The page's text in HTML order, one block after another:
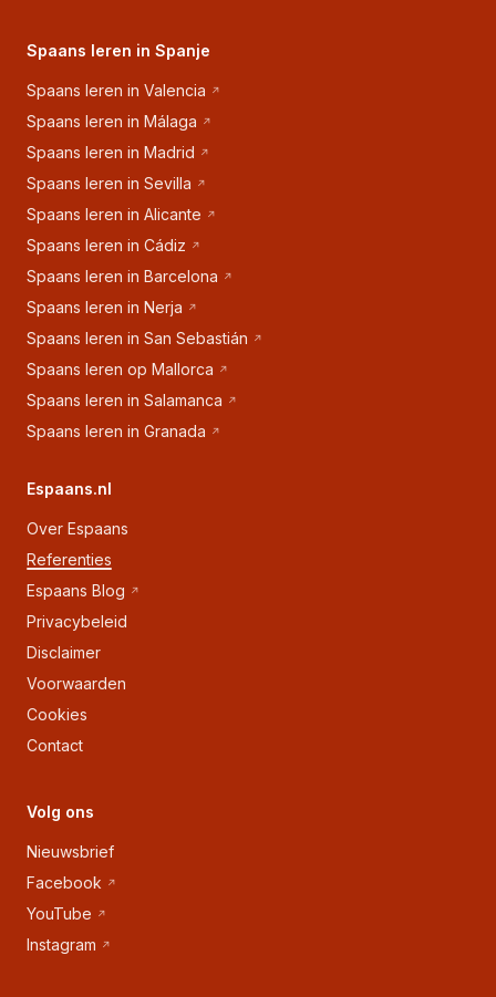
Spaans leren in Spanje
Spaans leren in Valencia
Spaans leren in Málaga
Spaans leren in Madrid
Spaans leren in Sevilla
Spaans leren in Alicante
Spaans leren in Cádiz
Spaans leren in Barcelona
Spaans leren in Nerja
Spaans leren in San Sebastián
Spaans leren op Mallorca
Spaans leren in Salamanca
Spaans leren in Granada
Espaans.nl
Over Espaans
Referenties
Espaans Blog
Privacybeleid
Disclaimer
Voorwaarden
Cookies
Contact
Volg ons
Nieuwsbrief
Facebook
YouTube
Instagram